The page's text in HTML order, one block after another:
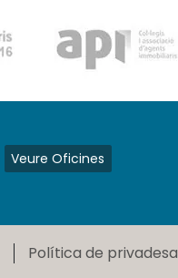
Veure Oficines
Política de privadesa